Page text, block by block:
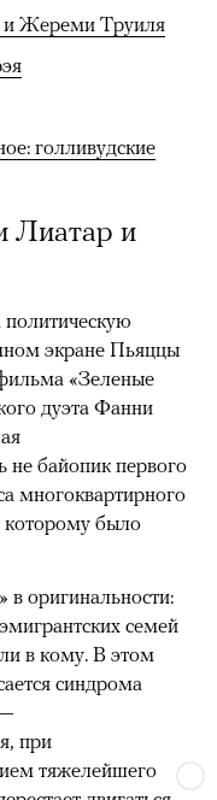
и Жереми Труиля
голливудские
Лиатар и
экране Пьяццы
«Зеленые
дуэта Фанни
байопик первого
многоквартирного
которому было
в оригинальности:
семей
в кому. В этом
синдрома
при
тяжелейшего